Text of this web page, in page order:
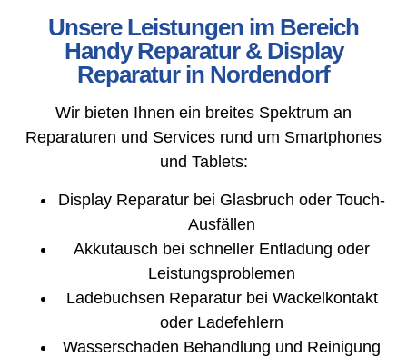
Unsere Leistungen im Bereich
Handy Reparatur & Display
Reparatur in Nordendorf
Wir bieten Ihnen ein breites Spektrum an
Reparaturen und Services rund um Smartphones
und Tablets:
Display Reparatur bei Glasbruch oder Touch-
Ausfällen
Akkutausch bei schneller Entladung oder
Leistungsproblemen
Ladebuchsen Reparatur bei Wackelkontakt
oder Ladefehlern
Wasserschaden Behandlung und Reinigung